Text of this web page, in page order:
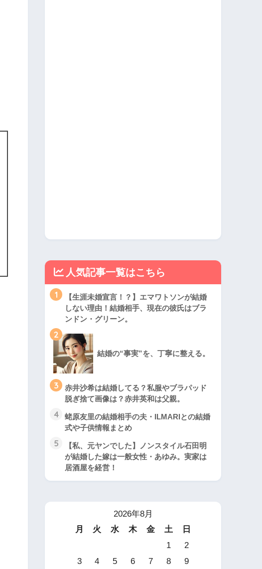
人気記事一覧はこちら
1
【生涯未婚宣言！？】エマワトソンが結婚
しない理由！結婚相手、現在の彼氏はブラ
ンドン・グリーン。
2
結婚の“事実”を、丁寧に整える。
3
赤井沙希は結婚してる？私服やブラパッド
脱ぎ捨て画像は？赤井英和は父親。
4
蛯原友里の結婚相手の夫・ILMARIとの結婚
式や子供情報まとめ
5
【私、元ヤンでした】ノンスタイル石田明
が結婚した嫁は一般女性・あゆみ。実家は
居酒屋を経営！
2026年8月
月
火 水 木 金 土
日
1
2
3
4 5 6 7 8 9